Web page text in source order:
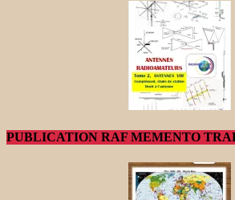
PUBLICATION RAF MEMENTO